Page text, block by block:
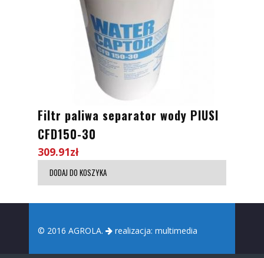
Filtr paliwa separator wody PIUSI
CFD150-30
309.91zł
DODAJ DO KOSZYKA
© 2016 AGROLA. realizacja: multimedia